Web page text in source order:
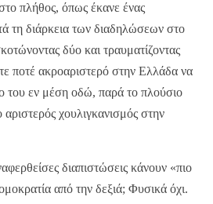
πλήθος, όπως έκανε ένας
τη διάρκεια των διαδηλώσεων στο
δύο και τραυματίζοντας
ποτέ ακροαριστερό στην Ελλάδα να
του εν μέση οδώ, παρά το πλούσιο
αριστερός χουλιγκανισμός στην
διαπιστώσεις κάνουν «πιο
από την δεξιά; Φυσικά όχι.